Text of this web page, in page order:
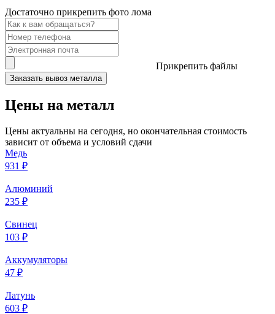
Достаточно прикрепить фото лома
Прикрепить файлы
Заказать вывоз металла
Цены на металл
Цены актуальны на сегодня, но окончательная стоимость
зависит от объема и условий сдачи
Медь
931 ₽
Алюминий
235 ₽
Свинец
103 ₽
Аккумуляторы
47 ₽
Латунь
603 ₽